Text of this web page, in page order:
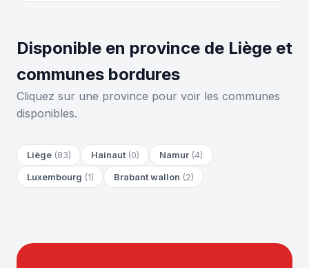
Disponible en province de Liège et
communes bordures
Cliquez sur une province pour voir les communes
disponibles.
Liège (83) Hainaut (0) Namur (4)
Luxembourg (1) Brabant wallon (2)